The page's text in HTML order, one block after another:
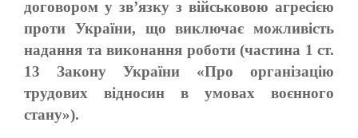
договором у зв’язку з військовою агресією
проти України, що виключає можливість
надання та виконання роботи (частина 1 ст.
13 Закону України «Про організацію
трудових відносин в умовах воєнного
стану»).